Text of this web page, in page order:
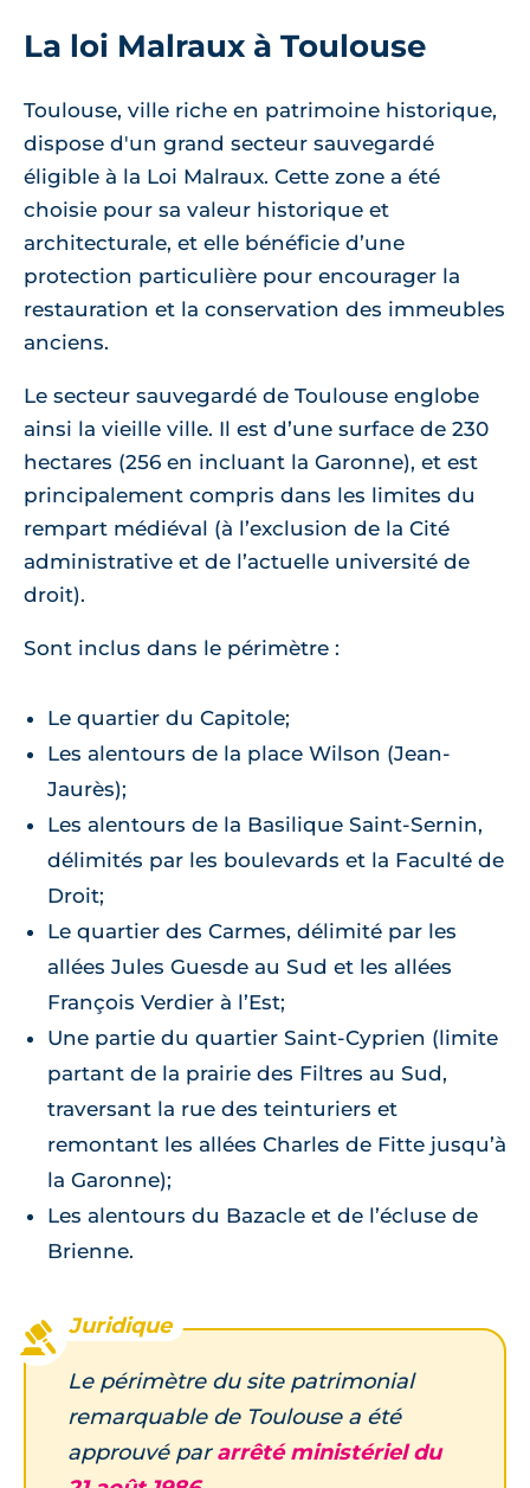
La loi Malraux à Toulouse
Toulouse, ville riche en patrimoine historique,
dispose d'un grand secteur sauvegardé
éligible à la Loi Malraux. Cette zone a été
choisie pour sa valeur historique et
architecturale, et elle bénéficie d’une
protection particulière pour encourager la
restauration et la conservation des immeubles
anciens.
Le secteur sauvegardé de Toulouse englobe
ainsi la vieille ville. Il est d’une surface de 230
hectares (256 en incluant la Garonne), et est
principalement compris dans les limites du
rempart médiéval (à l’exclusion de la Cité
administrative et de l’actuelle université de
droit).
Sont inclus dans le périmètre :
Le quartier du Capitole;
Les alentours de la place Wilson (Jean-
Jaurès);
Les alentours de la Basilique Saint-Sernin,
délimités par les boulevards et la Faculté de
Droit;
Le quartier des Carmes, délimité par les
allées Jules Guesde au Sud et les allées
François Verdier à l’Est;
Une partie du quartier Saint-Cyprien (limite
partant de la prairie des Filtres au Sud,
traversant la rue des teinturiers et
remontant les allées Charles de Fitte jusqu’à
la Garonne);
Les alentours du Bazacle et de l’écluse de
Brienne.
Le périmètre du site patrimonial
remarquable de Toulouse a été
approuvé pararrêté ministériel du